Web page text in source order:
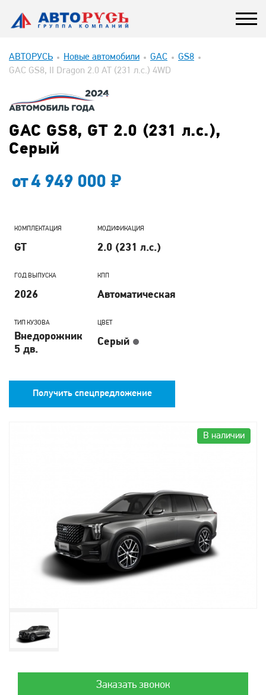
АВТОРУСЬ Новые автомобили GAC
GS8
GAC GS8, II Dragon 2.0 AT (231 л.с.) 4WD
GAC GS8, GT 2.0 (231 л.с.),
Серый
от4 949 000
КОМПЛЕКТАЦИЯ
GT
МОДИФИКАЦИЯ
2.0 (231 л.с.)
ГОД ВЫПУСКА
2026
КПП
Автоматическая
ТИП КУЗОВА
Внедорожник
5 дв.
ЦВЕТ
Серый
Получить спецпредложение
В наличии
Заказать звонок